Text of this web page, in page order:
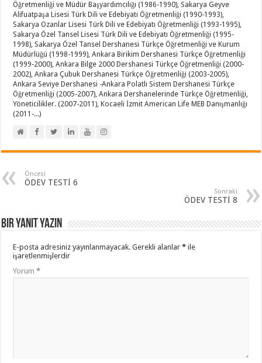
Öğretmenliği ve Müdür Başyardımcılığı (1986-1990), Sakarya Geyve
Alifuatpaşa Lisesi Türk Dili ve Edebiyatı Öğretmenliği (1990-1993),
Sakarya Ozanlar Lisesi Türk Dili ve Edebiyatı Öğretmenliği (1993-1995),
Sakarya Özel Tansel Lisesi Türk Dili ve Edebiyatı Öğretmenliği (1995-
1998), Sakarya Özel Tansel Dershanesi Türkçe Öğretmenliği ve Kurum
Müdürlüğü (1998-1999), Ankara Birikim Dershanesi Türkçe Öğretmenliği
(1999-2000), Ankara Bilge 2000 Dershanesi Türkçe Öğretmenliği (2000-
2002), Ankara Çubuk Dershanesi Türkçe Öğretmenliği (2003-2005),
Ankara Seviye Dershanesi -Ankara Polatlı Sistem Dershanesi Türkçe
Öğretmenliği (2005-2007), Ankara Dershanelerinde Türkçe Öğretmenliği,
Yöneticilikler. (2007-2011), Kocaeli İzmit American Life MEB Danışmanlığı
(2011-...)
Öncesi
ÖDEV TESTİ 6
Sonraki
ÖDEV TESTİ 8
Bir yanıt yazın
E-posta adresiniz yayınlanmayacak. Gerekli alanlar* ile
işaretlenmişlerdir
Yorum*